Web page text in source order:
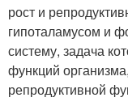
рост и
гипоталамусом и
систему, задача
функций
репродуктивной